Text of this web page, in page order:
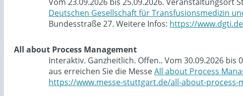
Deutschen Gesellschaft für Transfusionsmedizin
Bundesstraße 27. Weitere Infos: https://
All about Process Management
Interaktiv. Ganzheitlich. Offen.. Vom 30.09.2026
aus erreichen Sie die MesseAll about Process
https://www.messe-stuttgart.de/all-about-process-